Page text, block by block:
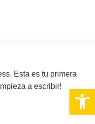
Abrir
Esta es tu primera
a escribir!